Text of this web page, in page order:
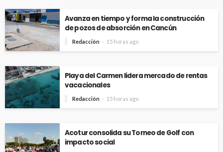
Avanza en tiempo y forma la construcción
de pozos de absorción en Cancún
Redacción 15 horas ago
Playa del Carmen lidera mercado de rentas
vacacionales
Redacción 15 horas ago
Acotur consolida su Torneo de Golf con
impacto social